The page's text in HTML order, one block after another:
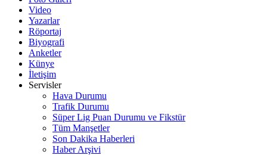
Video
Yazarlar
Röportaj
Biyografi
Anketler
Künye
İletişim
Servisler
Hava Durumu
Trafik Durumu
Süper Lig Puan Durumu ve Fikstür
Tüm Manşetler
Son Dakika Haberleri
Haber Arşivi